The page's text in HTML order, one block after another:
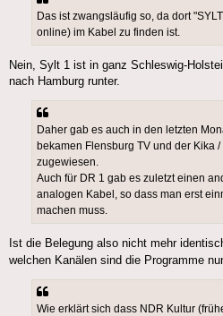
Das ist zwangsläufig so, da dort
online) im Kabel zu finden ist.
Nein, Sylt 1 ist in ganz Schleswig-
nach Hamburg runter.
Daher gab es auch in den letzten
bekamen Flensburg TV und der Kika
zugewiesen.
Auch für DR 1 gab es zuletzt einen
analogen Kabel, so dass man erst
machen muss.
Ist die Belegung also nicht mehr
welchen Kanälen sind die Programme
Wie erklärt sich dass NDR Kultur